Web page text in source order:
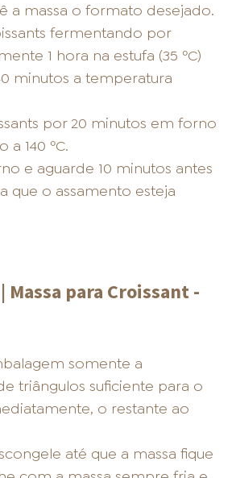
a massa o formato desejado.
fermentando por
1 hora na estufa (35 ºC)
minutos a temperatura
por 20 minutos em forno
140 ºC.
e aguarde 10 minutos antes
que o assamento esteja
para Croissant -
somente a
triângulos suficiente para o
o restante ao
até que a massa fique